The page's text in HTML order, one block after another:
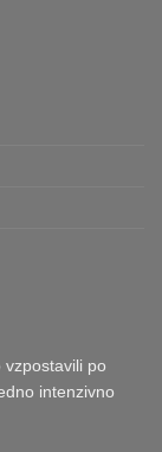
po
intenzivno